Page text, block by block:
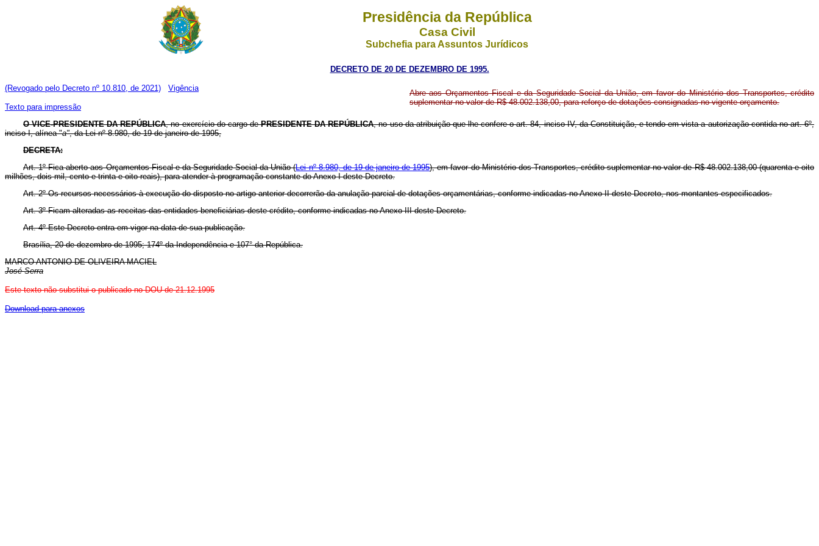
Presidência da República
Casa Civil
Subchefia para Assuntos Jurídicos
DECRETO DE 20 DE DEZEMBRO DE 1995.
(Revogado pelo Decreto nº 10.810, de 2021) Vigência
Texto para impressão
Abre aos Orçamentos Fiscal e da Seguridade Social da União, em favor do Ministério dos Transportes, crédito
suplementar no valor de R$ 48.002.138,00, para reforço de dotações consignadas no vigente orçamento.
O VICE-PRESIDENTE DA REPÚBLICA, no exercício do cargo dePRESIDENTE DA REPÚBLICA, no uso da atribuição que lhe confere o art. 84, inciso IV, da Constituição, e tendo em vista a autorização contida no art. 6º,
inciso I, alínea "a", da Lei nº 8.980, de 19 de janeiro de 1995,
DECRETA:
Art. 1º Fica aberto aos Orçamentos Fiscal e da Seguridade Social da União (Lei nº 8.980, de 19 de janeiro de 1995), em favor do Ministério dos Transportes, crédito suplementar no valor de R$ 48.002.138,00 (quarenta e oito
milhões, dois mil, cento e trinta e oito reais), para atender à programação constante do Anexo I deste Decreto.
Art. 2º Os recursos necessários à execução do disposto no artigo anterior decorrerão da anulação parcial de dotações orçamentárias, conforme indicadas no Anexo II deste Decreto, nos montantes especificados.
Art. 3º Ficam alteradas as receitas das entidades beneficiárias deste crédito, conforme indicadas no Anexo III deste Decreto.
Art. 4º Este Decreto entra em vigor na data de sua publicação.
Brasília, 20 de dezembro de 1995; 174º da Independência e 107° da República.
MARCO ANTONIO DE OLIVEIRA MACIEL
José Serra
Este texto não substitui o publicado no DOU de 21.12.1995
Download para anexos